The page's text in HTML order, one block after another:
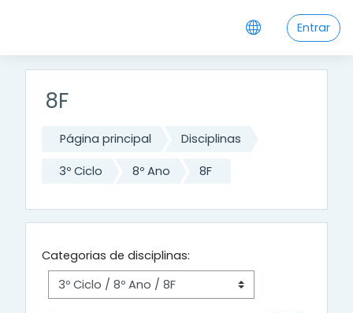
Entrar
8F
Página principal Disciplinas
3º Ciclo 8º Ano 8F
Categorias de disciplinas: